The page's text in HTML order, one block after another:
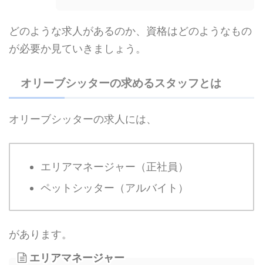
どのような求人があるのか、資格はどのようなもの
が必要か見ていきましょう。
オリーブシッターの求めるスタッフとは
オリーブシッターの求人には、
エリアマネージャー（正社員）
ペットシッター（アルバイト）
があります。
エリアマネージャー